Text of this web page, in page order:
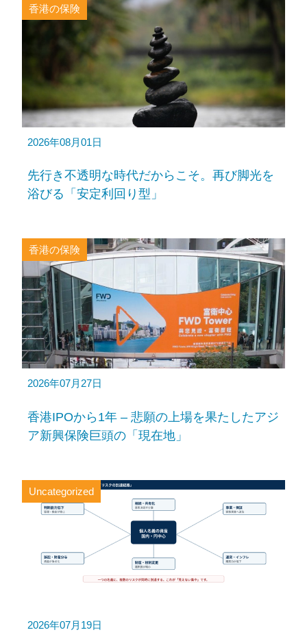
香港の保険
2026年08月01日
先行き不透明な時代だからこそ。再び脚光を
浴びる「安定利回り型」
香港の保険
2026年07月27日
香港IPOから1年 – 悲願の上場を果たしたアジ
ア新興保険巨頭の「現在地」
Uncategorized
2026年07月19日